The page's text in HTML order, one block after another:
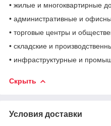
• жилые и многоквартирные
• административные и
• торговые центры и
• складские и
• инфраструктурные и
Скрыть
Условия доставки